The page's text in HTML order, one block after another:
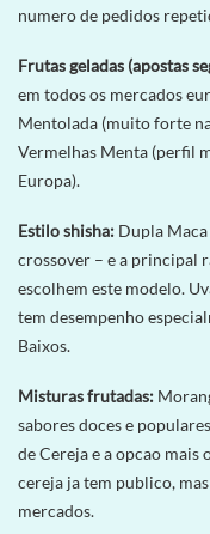
numero de pedidos
Frutas geladas (apostas
em todos os mercados
Mentolada (muito forte
Vermelhas Menta (perfil
Europa).
Estilo shisha: Dupla
crossover – e a principal
escolhem este modelo.
tem desempenho
Baixos.
Misturas frutadas:
sabores doces e
de Cereja e a opcao mais
cereja ja tem publico,
mercados.